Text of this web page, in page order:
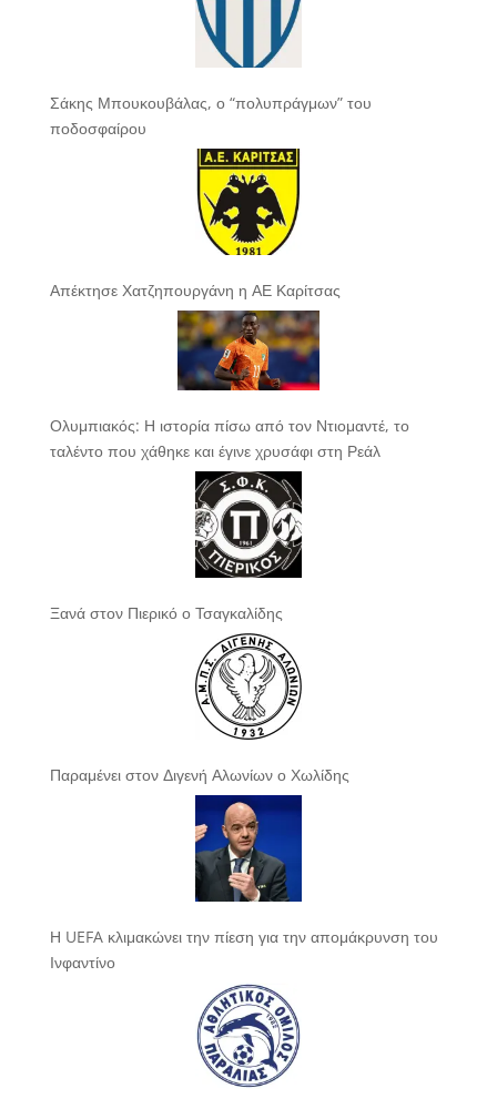
Σάκης Μπουκουβάλας, ο “πολυπράγμων” του
ποδοσφαίρου
Απέκτησε Χατζηπουργάνη η ΑΕ Καρίτσας
Ολυμπιακός: Η ιστορία πίσω από τον Ντιομαντέ, το
ταλέντο που χάθηκε και έγινε χρυσάφι στη Ρεάλ
Ξανά στον Πιερικό ο Τσαγκαλίδης
Παραμένει στον Διγενή Αλωνίων ο Χωλίδης
Η UEFA κλιμακώνει την πίεση για την απομάκρυνση του
Ινφαντίνο